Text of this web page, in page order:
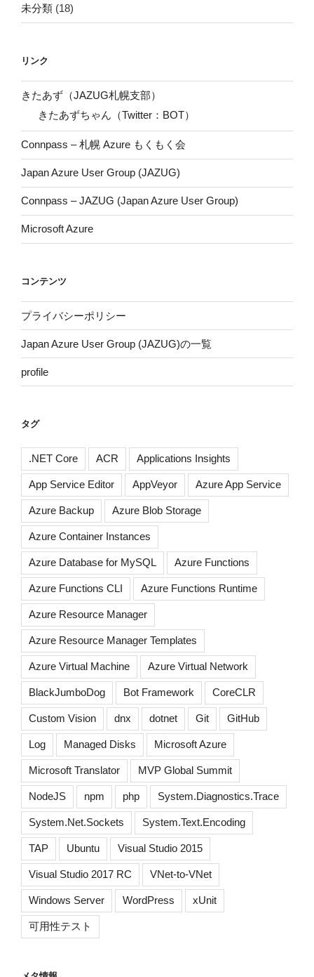
未分類 (18)
リンク
きたあず（JAZUG札幌支部）
きたあずちゃん（Twitter：BOT）
Connpass – 札幌 Azure もくもく会
Japan Azure User Group (JAZUG)
Connpass – JAZUG (Japan Azure User Group)
Microsoft Azure
コンテンツ
プライバシーポリシー
Japan Azure User Group (JAZUG)の一覧
profile
タグ
.NET Core ACR Applications Insights
App Service Editor AppVeyor Azure App Service
Azure Backup Azure Blob Storage
Azure Container Instances
Azure Database for MySQL Azure Functions
Azure Functions CLI Azure Functions Runtime
Azure Resource Manager
Azure Resource Manager Templates
Azure Virtual Machine Azure Virtual Network
BlackJumboDog Bot Framework CoreCLR
Custom Vision dnx dotnet Git GitHub
Log Managed Disks Microsoft Azure
Microsoft Translator MVP Global Summit
NodeJS npm php System.Diagnostics.Trace
System.Net.Sockets System.Text.Encoding
TAP Ubuntu Visual Studio 2015
Visual Studio 2017 RC VNet-to-VNet
Windows Server WordPress xUnit
可用性テスト